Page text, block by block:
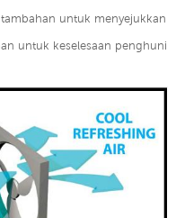
untuk menyejukkan
untuk keselesaan penghuni